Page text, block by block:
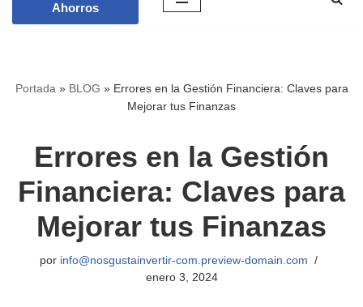
Ahorros
Portada » BLOG » Errores en la Gestión Financiera: Claves para
Mejorar tus Finanzas
Errores en la Gestión
Financiera: Claves para
Mejorar tus Finanzas
por info@nosgustainvertir-com.preview-domain.com
enero 3, 2024